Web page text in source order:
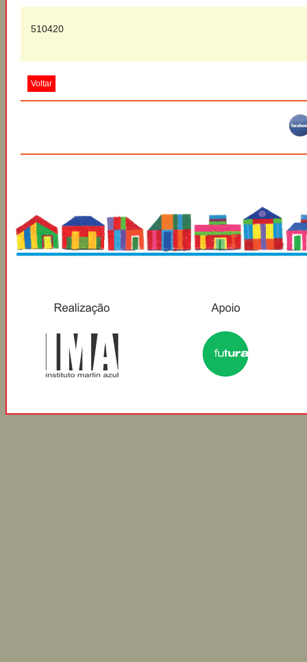
510420
Voltar